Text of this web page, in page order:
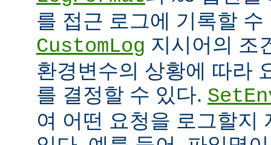
를 접근 로그에 기록할 수
CustomLog 지시어의 조
환경변수의 상황에 따라
를 결정할 수 있다.
여 어떤 요청을 로그할지